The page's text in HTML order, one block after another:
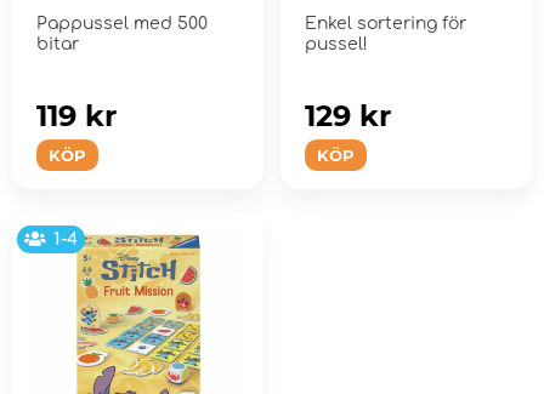
Pappussel med 500
bitar
KÖP
119 kr
Enkel sortering för
pussel!
KÖP
129 kr
1-4